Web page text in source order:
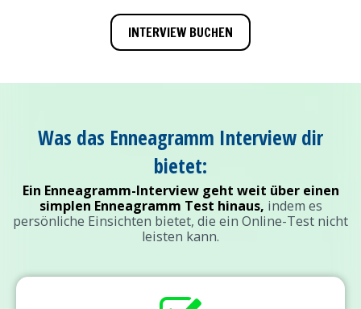
INTERVIEW BUCHEN
Was das Enneagramm Interview dir
bietet:
Ein Enneagramm-Interview geht weit über einen
simplen Enneagramm Test hinaus, indem es
persönliche Einsichten bietet, die ein Online-Test nicht
leisten kann.